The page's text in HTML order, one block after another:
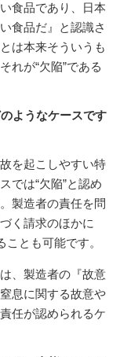
食品であり、日本
食品だ』と認識さ
は本来そういうも
れが“欠陥”である
ようなケースです
を起こしやすい特
では“欠陥”と認め
製造者の責任を問
く請求のほかに
とも可能です。
、製造者の『故意
息に関する故意や
任が認められるケ